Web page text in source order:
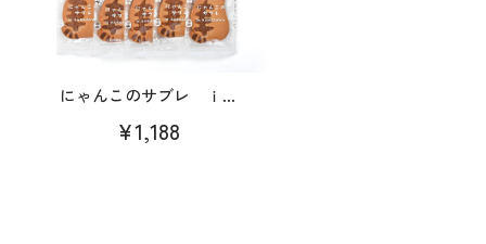
にゃんこのサブレ ｉ...
¥1,188